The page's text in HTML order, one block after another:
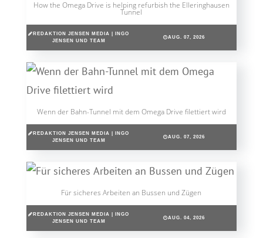
How the Omega Drive is helping refurbish the Elleringhausen
Tunnel
REDAKTION JENSEN MEDIA | INGO
JENSEN UND TEAM
AUG. 07, 2026
Wenn der Bahn-Tunnel mit dem Omega Drive filettiert wird
REDAKTION JENSEN MEDIA | INGO
JENSEN UND TEAM
AUG. 07, 2026
Für sicheres Arbeiten an Bussen und Zügen
REDAKTION JENSEN MEDIA | INGO
JENSEN UND TEAM
AUG. 04, 2026